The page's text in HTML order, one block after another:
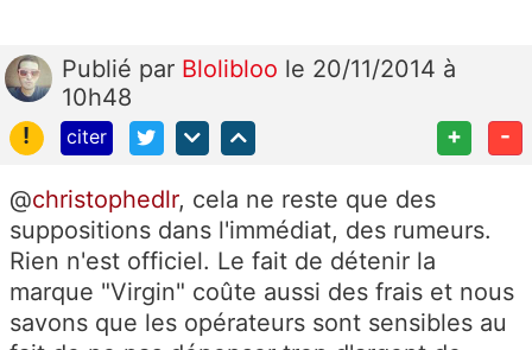
Publié par Blolibloo le 20/11/2014 à
10h48
!
citer + -
@christophedlr, cela ne reste que des
suppositions dans l'immédiat, des rumeurs.
Rien n'est officiel. Le fait de détenir la
marque "Virgin" coûte aussi des frais et nous
savons que les opérateurs sont sensibles au